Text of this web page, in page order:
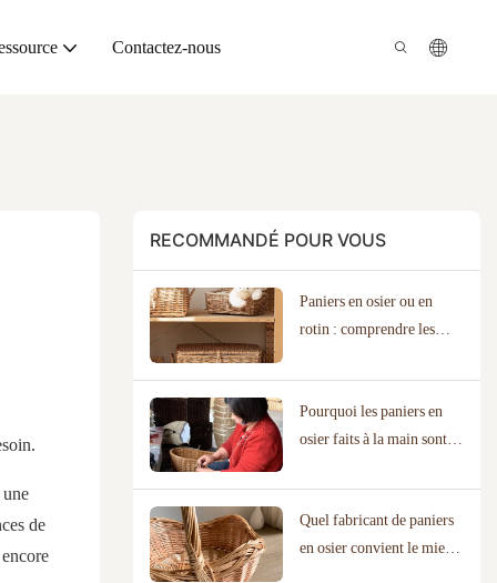
Contactez-nous
de
RECOMMANDÉ POUR VOUS
Paniers en osier ou en
rotin : comprendre les
Pourquoi les paniers en
osier faits à la main sont
Quel fabricant de paniers
en osier convient le mieux